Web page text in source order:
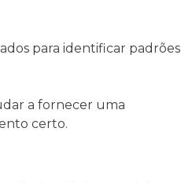
para identificar padrões
a fornecer uma
certo.